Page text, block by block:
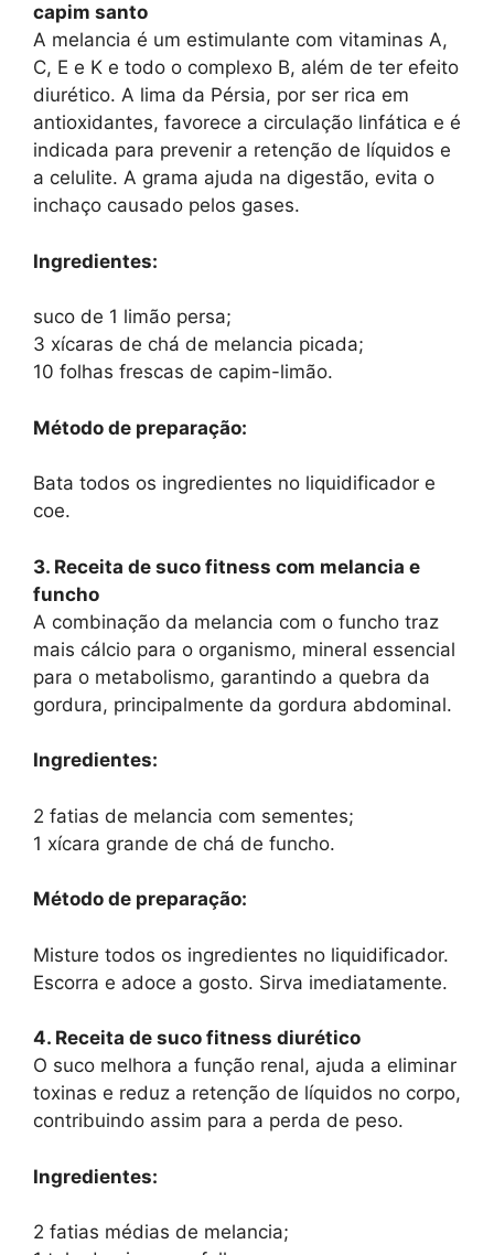
capim santo
A melancia é um estimulante com vitaminas A,
C, E e K e todo o complexo B, além de ter efeito
diurético. A lima da Pérsia, por ser rica em
antioxidantes, favorece a circulação linfática e é
indicada para prevenir a retenção de líquidos e
a celulite. A grama ajuda na digestão, evita o
inchaço causado pelos gases.
Ingredientes:
suco de 1 limão persa;
3 xícaras de chá de melancia picada;
10 folhas frescas de capim-limão.
Método de preparação:
Bata todos os ingredientes no liquidificador e
coe.
3. Receita de suco fitness com melancia e
funcho
A combinação da melancia com o funcho traz
mais cálcio para o organismo, mineral essencial
para o metabolismo, garantindo a quebra da
gordura, principalmente da gordura abdominal.
Ingredientes:
2 fatias de melancia com sementes;
1 xícara grande de chá de funcho.
Método de preparação:
Misture todos os ingredientes no liquidificador.
Escorra e adoce a gosto. Sirva imediatamente.
4. Receita de suco fitness diurético
O suco melhora a função renal, ajuda a eliminar
toxinas e reduz a retenção de líquidos no corpo,
contribuindo assim para a perda de peso.
Ingredientes:
2 fatias médias de melancia;